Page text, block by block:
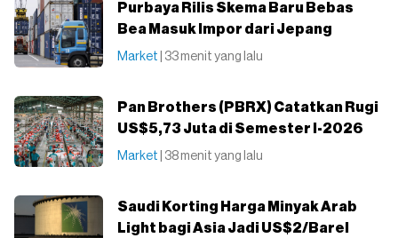
Purbaya Rilis Skema Baru Bebas
Bea Masuk Impor dari Jepang
Market | 33 menit yang lalu
Pan Brothers (PBRX) Catatkan Rugi
US$5,73 Juta di Semester I-2026
Market | 38 menit yang lalu
Saudi Korting Harga Minyak Arab
Light bagi Asia Jadi US$2/Barel